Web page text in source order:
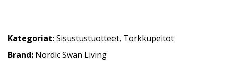
Kategoriat:Sisustustuotteet, Torkkupeitot
Brand: Nordic Swan Living